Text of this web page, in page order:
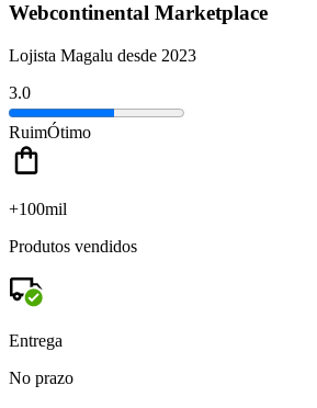
Webcontinental Marketplace
Lojista Magalu desde 2023
3.0
RuimÓtimo
+100mil
Produtos vendidos
Entrega
No prazo